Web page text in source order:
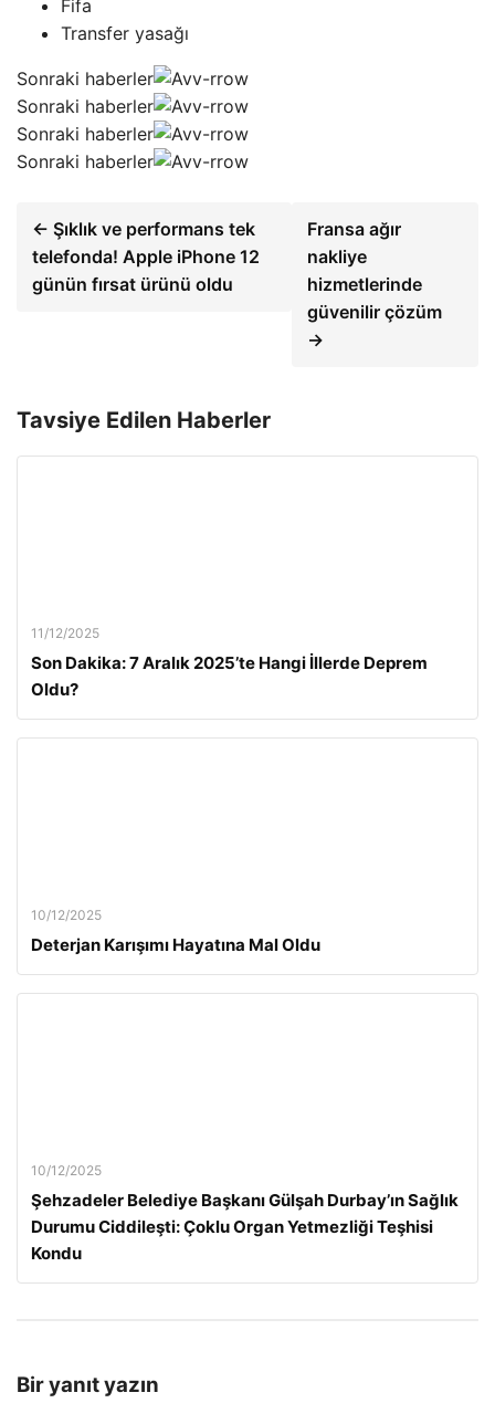
Fifa
Transfer yasağı
Sonraki haberler
Sonraki haberler
Sonraki haberler
Sonraki haberler
← Şıklık ve performans tek
telefonda! Apple iPhone 12
günün fırsat ürünü oldu
Fransa ağır
nakliye
hizmetlerinde
güvenilir çözüm
→
Tavsiye Edilen Haberler
11/12/2025
Son Dakika: 7 Aralık 2025’te Hangi İllerde Deprem
Oldu?
10/12/2025
Deterjan Karışımı Hayatına Mal Oldu
10/12/2025
Şehzadeler Belediye Başkanı Gülşah Durbay’ın Sağlık
Durumu Ciddileşti: Çoklu Organ Yetmezliği Teşhisi
Kondu
Bir yanıt yazın